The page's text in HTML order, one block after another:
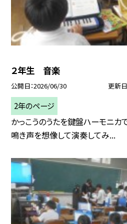
２年生 音楽
公開日 2026/06/30 更新日
2年のページ
かっこうのうたを鍵盤ハーモニカ
鳴き声を想像して演奏してみ...